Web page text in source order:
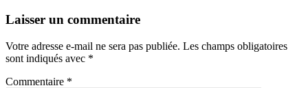
Laisser un commentaire
Votre adresse e-mail ne sera pas publiée. Les champs obligatoires
sont indiqués avec *
Commentaire *